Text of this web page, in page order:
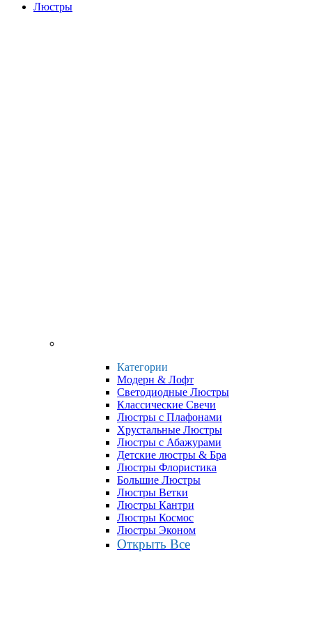
Люстры
Категории
Модерн & Лофт
Светодиодные Люстры
Классические Свечи
Люстры с Плафонами
Хрустальные Люстры
Люстры с Абажурами
Детские люстры & Бра
Люстры Флористика
Большие Люстры
Люстры Ветки
Люстры Кантри
Люстры Космос
Люстры Эконом
Открыть Все